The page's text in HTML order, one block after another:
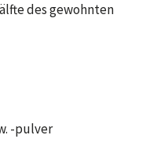
des gewohnten
-pulver